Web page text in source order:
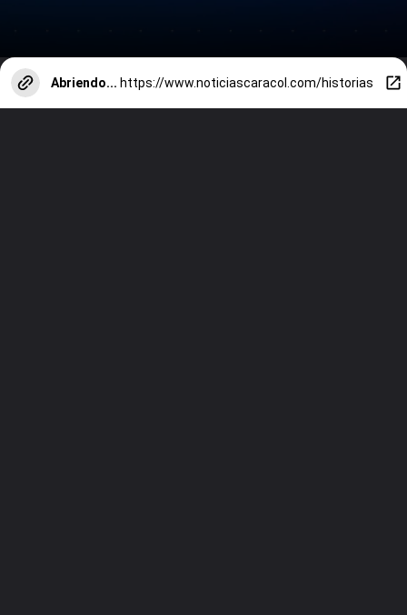
Abriendo... https://www.noticiascaracol.com/historias